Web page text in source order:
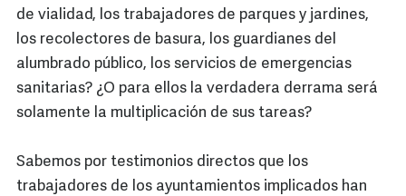
de vialidad, los trabajadores de parques y jardines,
los recolectores de basura, los guardianes del
alumbrado público, los servicios de emergencias
sanitarias? ¿O para ellos la verdadera derrama será
solamente la multiplicación de sus tareas?
Sabemos por testimonios directos que los
trabajadores de los ayuntamientos implicados han